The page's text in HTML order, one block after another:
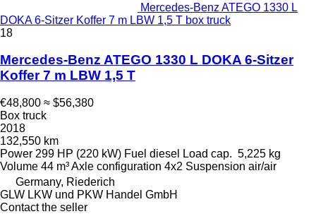
Mercedes-Benz ATEGO 1330 L
DOKA 6-Sitzer Koffer 7 m LBW 1,5 T box truck
18
Mercedes-Benz ATEGO 1330 L DOKA 6-Sitzer
Koffer 7 m LBW 1,5 T
€48,800 ≈ $56,380
Box truck
2018
132,550 km
Power 299 HP (220 kW) Fuel diesel Load cap. 5,225 kg
Volume 44 m³Axle configuration 4x2 Suspension air/air
Germany, Riederich
GLW LKW und PKW Handel GmbH
Contact the seller